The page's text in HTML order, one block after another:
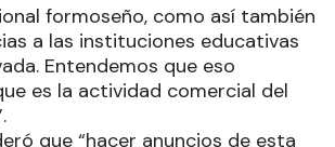
formoseño, como así también
a las instituciones educativas
Entendemos que eso
es la actividad comercial del
que “hacer anuncios de esta